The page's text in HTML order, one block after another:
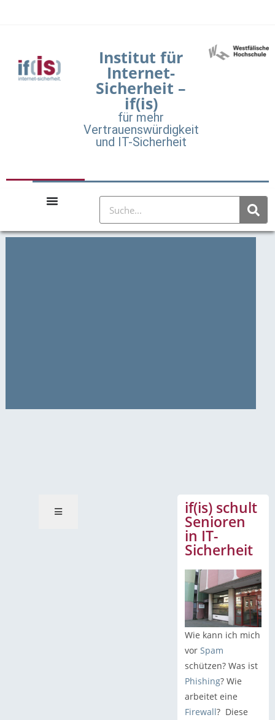
Institut für
Internet-
Sicherheit –
if(is)
für mehr
Vertrauenswürdigkeit
und IT-Sicherheit
if(is) schult
Senioren
in IT-
Sicherheit
Wie kann ich mich
vor Spam
schützen? Was ist
Phishing? Wie
arbeitet eine
Firewall? Diese